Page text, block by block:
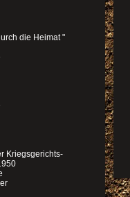
die Heimat "
Kriegsgerichts-